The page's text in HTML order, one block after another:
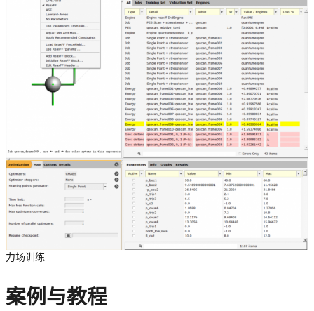
力场训练
案例与教程